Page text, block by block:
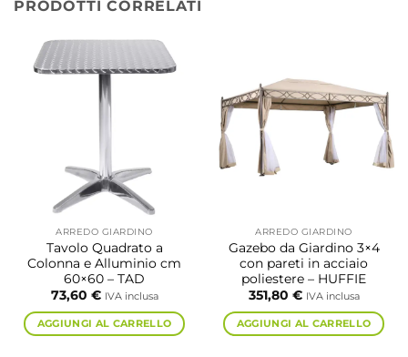
PRODOTTI CORRELATI
ARREDO GIARDINO
Tavolo Quadrato a
Colonna e Alluminio cm
60×60 – TAD
73,60 € IVA inclusa
AGGIUNGI AL CARRELLO
ARREDO GIARDINO
Gazebo da Giardino 3×4
con pareti in acciaio
poliestere – HUFFIE
351,80 € IVA inclusa
AGGIUNGI AL CARRELLO